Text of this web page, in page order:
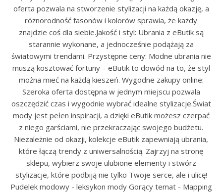
oferta pozwala na stworzenie stylizacji na każdą okazję, a
różnorodność fasonów i kolorów sprawia, że każdy
znajdzie coś dla siebie.Jakość i styl: Ubrania z eButik są
starannie wykonane, a jednocześnie podążają za
światowymi trendami. Przystępne ceny: Modne ubrania nie
muszą kosztować fortuny – eButik to dowód na to, że styl
można mieć na każdą kieszeń. Wygodne zakupy online:
Szeroka oferta dostępna w jednym miejscu pozwala
oszczędzić czas i wygodnie wybrać idealne stylizacje.Świat
mody jest pełen inspiracji, a dzięki eButik możesz czerpać
z niego garściami, nie przekraczając swojego budżetu.
Niezależnie od okazji, kolekcje eButik zapewniają ubrania,
które łączą trendy z uniwersalnością. Zajrzyj na stronę
sklepu, wybierz swoje ulubione elementy i stwórz
stylizacje, które podbiją nie tylko Twoje serce, ale i ulicę!
Pudelek modowy - leksykon mody Gorący temat - Mapping